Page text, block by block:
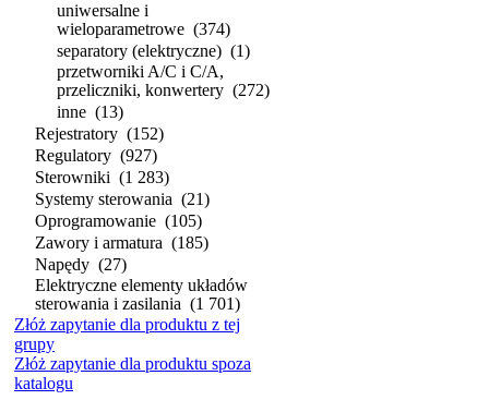
uniwersalne i
wieloparametrowe (374)
separatory (elektryczne) (1)
przetworniki A/C i C/A,
przeliczniki, konwertery (272)
inne (13)
Rejestratory (152)
Regulatory (927)
Sterowniki (1 283)
Systemy sterowania (21)
Oprogramowanie (105)
Zawory i armatura (185)
Napędy (27)
Elektryczne elementy układów
sterowania i zasilania (1 701)
Złóż zapytanie dla produktu z tej
grupy
Złóż zapytanie dla produktu spoza
katalogu